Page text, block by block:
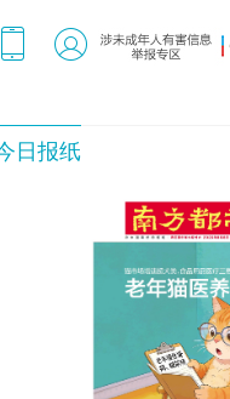
日报纸